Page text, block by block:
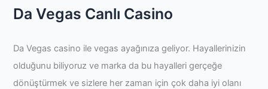
Da Vegas Canlı Casino
Da Vegas casino ile vegas ayağınıza geliyor. Hayallerinizin
olduğunu biliyoruz ve marka da bu hayalleri gerçeğe
dönüştürmek ve sizlere her zaman için çok daha iyi olanı